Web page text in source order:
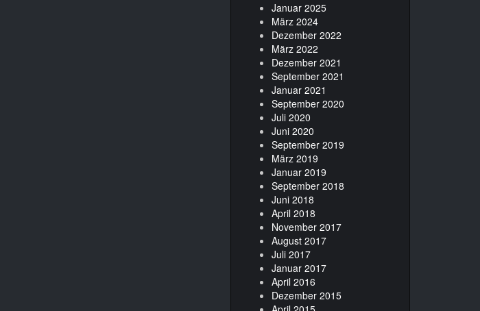
Januar 2025
März 2024
Dezember 2022
März 2022
Dezember 2021
September 2021
Januar 2021
September 2020
Juli 2020
Juni 2020
September 2019
März 2019
Januar 2019
September 2018
Juni 2018
April 2018
November 2017
August 2017
Juli 2017
Januar 2017
April 2016
Dezember 2015